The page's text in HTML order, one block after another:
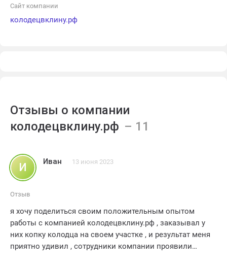
разумные цены.
Сайт компании
колодецвклину.рф
Отзывы о компании
колодецвклину.рф
И Иван 13 июня 2023
Отзыв
я хочу поделиться своим положительным опытом
работы с компанией колодецвклину.рф , заказывал у
них копку колодца на своем участке , и результат меня
приятно удивил , сотрудники компании проявили